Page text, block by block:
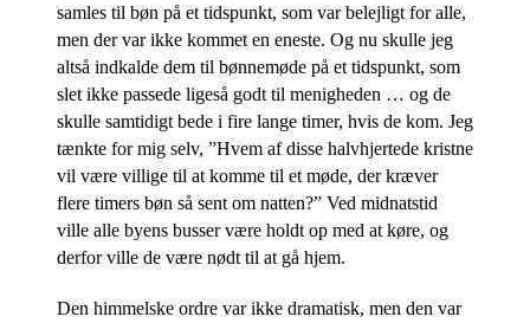
samles til bøn på et tidspunkt, som var belejligt for alle,
men der var ikke kommet en eneste. Og nu skulle jeg
altså indkalde dem til bønnemøde på et tidspunkt, som
slet ikke passede ligeså godt til menigheden … og de
skulle samtidigt bede i fire lange timer, hvis de kom. Jeg
tænkte for mig selv, ”Hvem af disse halvhjertede kristne
vil være villige til at komme til et møde, der kræver
flere timers bøn så sent om natten?” Ved midnatstid
ville alle byens busser være holdt op med at køre, og
derfor ville de være nødt til at gå hjem.
Den himmelske ordre var ikke dramatisk, men den var